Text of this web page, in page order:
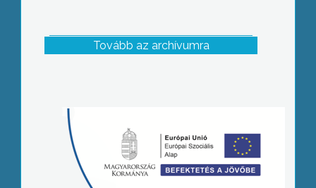
Tovább az archívumra